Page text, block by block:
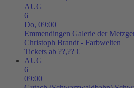
AUG
6
Do, 09:00
Emmendingen Galerie der
Christoph Brandt - Farbwelten
Tickets ab ??,?? €
AUG
6
09:00